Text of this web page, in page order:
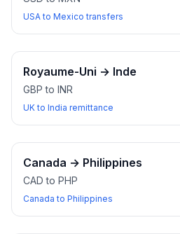
USA to Mexico transfers
Royaume-Uni → Inde
GBP to INR
UK to India remittance
Canada → Philippines
CAD to PHP
Canada to Philippines